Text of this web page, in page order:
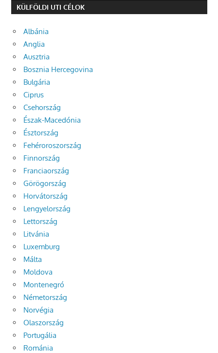
KÜLFÖLDI UTI CÉLOK
Albánia
Anglia
Ausztria
Bosznia Hercegovina
Bulgária
Ciprus
Csehország
Észak-Macedónia
Észtország
Fehéroroszország
Finnország
Franciaország
Görögország
Horvátország
Lengyelország
Lettország
Litvánia
Luxemburg
Málta
Moldova
Montenegró
Németország
Norvégia
Olaszország
Portugália
Románia